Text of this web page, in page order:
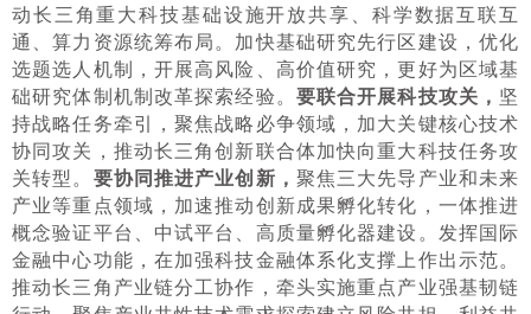
动长三角重大科技基础设施开放共享、科学数据互联互
通、算力资源统筹布局。加快基础研究先行区建设，优化
选题选人机制，开展高风险、高价值研究，更好为区域基
础研究体制机制改革探索经验。 要联合开展科技攻关， 坚
持战略任务牵引，聚焦战略必争领域，加大关键核心技术
协同攻关，推动长三角创新联合体加快向重大科技任务攻
关转型。 要协同推进产业创新， 聚焦三大先导产业和未来
产业等重点领域，加速推动创新成果孵化转化，一体推进
概念验证平台、中试平台、高质量孵化器建设。发挥国际
金融中心功能，在加强科技金融体系化支撑上作出示范。
推动长三角产业链分工协作，牵头实施重点产业强基韧链